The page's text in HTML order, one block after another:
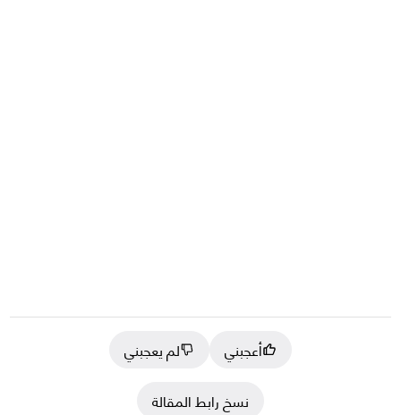
أعجبني
لم يعجبني
نسخ رابط المقالة